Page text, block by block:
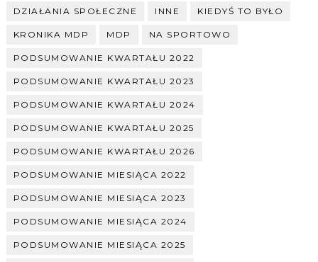
DZIAŁANIA SPOŁECZNE INNE KIEDYŚ TO BYŁO
KRONIKA MDP MDP NA SPORTOWO
PODSUMOWANIE KWARTAŁU 2022
PODSUMOWANIE KWARTAŁU 2023
PODSUMOWANIE KWARTAŁU 2024
PODSUMOWANIE KWARTAŁU 2025
PODSUMOWANIE KWARTAŁU 2026
PODSUMOWANIE MIESIĄCA 2022
PODSUMOWANIE MIESIĄCA 2023
PODSUMOWANIE MIESIĄCA 2024
PODSUMOWANIE MIESIĄCA 2025